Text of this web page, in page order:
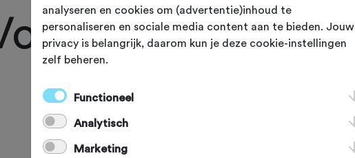
analyseren en cookies om (advertentie)inhoud te
personaliseren en sociale media content aan te bieden. Jouw
privacy is belangrijk, daarom kun je deze cookie-instellingen
zelf beheren.
Functioneel
Analytisch
Marketing